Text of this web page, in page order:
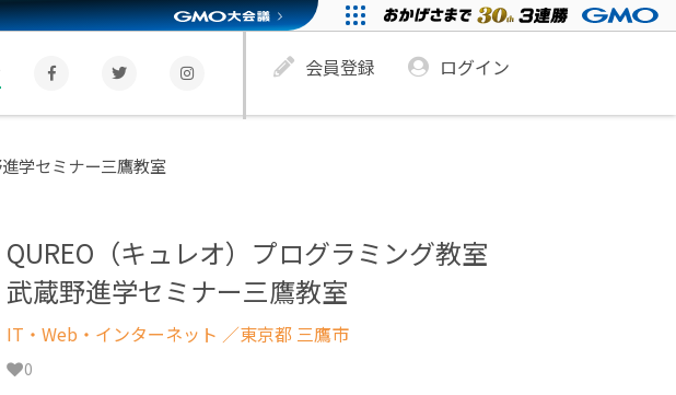
会員登録 ログイン
学セミナー三鷹教室
QUREO（キュレオ）プログラミング教室
武蔵野進学セミナー三鷹教室
IT・Web・インターネット ／東京都 三鷹市
0